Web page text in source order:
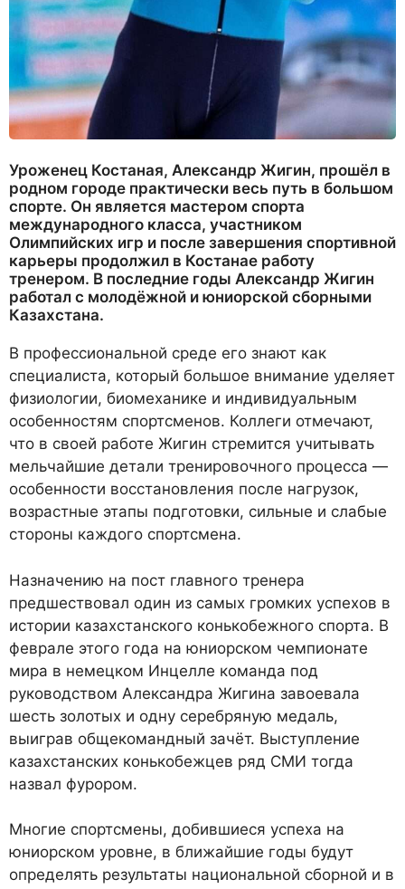
Уроженец Костаная, Александр Жигин, прошёл в
родном городе практически весь путь в большом
спорте. Он является мастером спорта
международного класса, участником
Олимпийских игр и после завершения спортивной
карьеры продолжил в Костанае работу
тренером. В последние годы Александр Жигин
работал с молодёжной и юниорской сборными
Казахстана.
В профессиональной среде его знают как
специалиста, который большое внимание уделяет
физиологии, биомеханике и индивидуальным
особенностям спортсменов. Коллеги отмечают,
что в своей работе Жигин стремится учитывать
мельчайшие детали тренировочного процесса —
особенности восстановления после нагрузок,
возрастные этапы подготовки, сильные и слабые
стороны каждого спортсмена.
Назначению на пост главного тренера
предшествовал один из самых громких успехов в
истории казахстанского конькобежного спорта. В
феврале этого года на юниорском чемпионате
мира в немецком Инцелле команда под
руководством Александра Жигина завоевала
шесть золотых и одну серебряную медаль,
выиграв общекомандный зачёт. Выступление
казахстанских конькобежцев ряд СМИ тогда
назвал фурором.
Многие спортсмены, добившиеся успеха на
юниорском уровне, в ближайшие годы будут
определять результаты национальной сборной и в